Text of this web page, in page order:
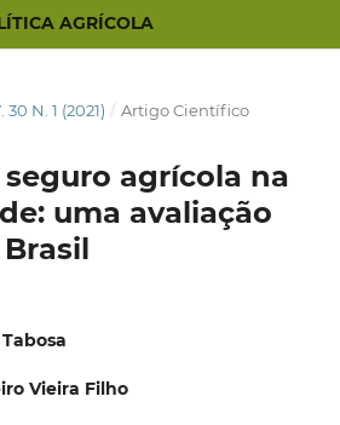
AGRÍCOLA
30 N. 1 (2021) / Artigo Científico
agrícola na
uma avaliação
Vieira Filho